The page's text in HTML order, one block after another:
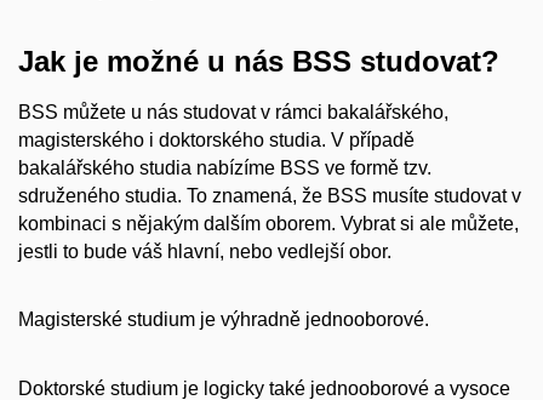
Jak je možné u nás BSS studovat?
BSS můžete u nás studovat v rámci bakalářského,
magisterského i doktorského studia. V případě
bakalářského studia nabízíme BSS ve formě tzv.
sdruženého studia. To znamená, že BSS musíte studovat v
kombinaci s nějakým dalším oborem. Vybrat si ale můžete,
jestli to bude váš hlavní, nebo vedlejší obor.
Magisterské studium je výhradně jednooborové.
Doktorské studium je logicky také jednooborové a vysoce